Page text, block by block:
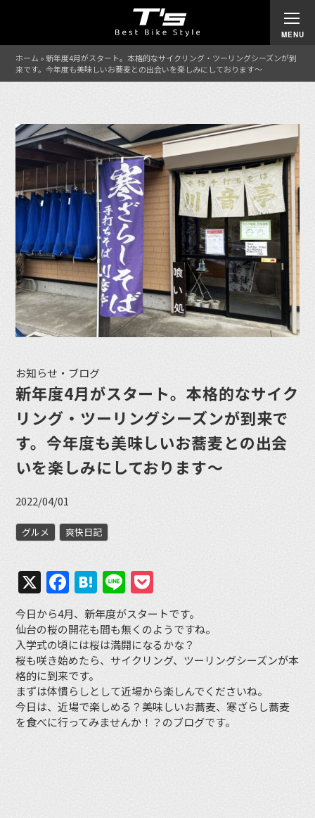
ホーム » 新年度4月がスタート。本格的なサイクリング・ツーリングシーズンが到
来です。今年度も美味しいお蕎麦との出会いを楽しみにしております〜
お知らせ・ブログ
新年度4月がスタート。本格的なサイク
リング・ツーリングシーズンが到来で
す。今年度も美味しいお蕎麦との出会
いを楽しみにしております〜
2022/04/01
グルメ 爽快日記
X Facebook
Hatena
Line
今日から4月、新年度がスタートです。
仙台の桜の開花も間も無くのようですね。
入学式の頃には桜は満開になるかな？
桜も咲き始めたら、サイクリング、ツーリングシーズンが本
格的に到来です。
まずは体慣らしとして近場から楽しんでくださいね。
今日は、近場で楽しめる？美味しいお蕎麦、寒ざらし蕎麦
を食べに行ってみませんか！？のブログです。